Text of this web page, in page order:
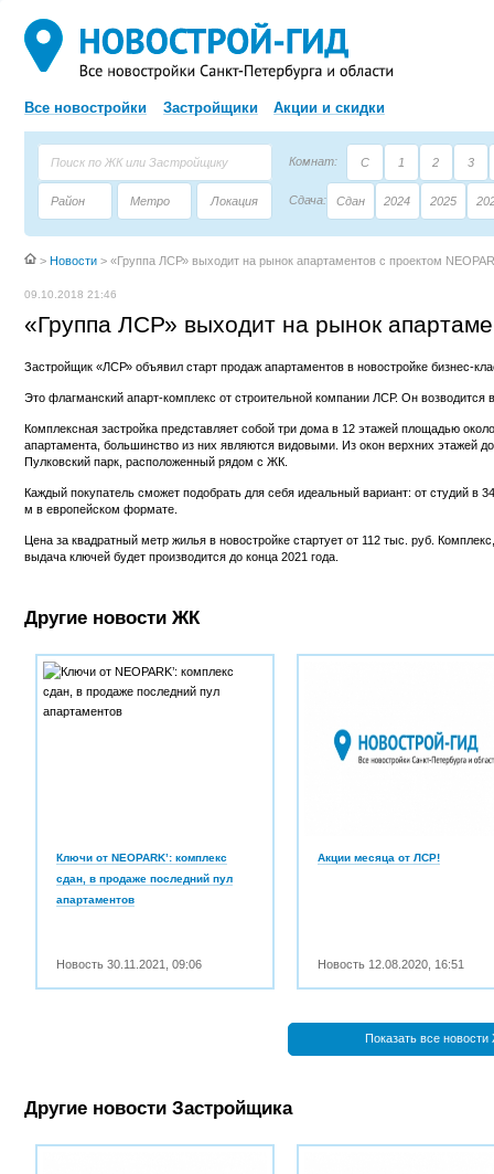
Все новостройки Застройщики Акции и скидки
Комнат: С 1 2 3
Район Метро Локация Сдача: Сдан 2024 2025
> Новости > «Группа ЛСР» выходит на рынок апартаментов с проектом
09.10.2018 21:46
«Группа ЛСР» выходит на рынок
Застройщик «ЛСР» объявил старт продаж апартаментов в новостройке бизнес-
Это флагманский апарт-комплекс от строительной компании ЛСР. Он
Комплексная застройка представляет собой три дома в 12 этажей площадью
апартамента, большинство из них являются видовыми. Из окон верхних этажей
Пулковский парк, расположенный рядом с ЖК.
Каждый покупатель сможет подобрать для себя идеальный вариант: от студий в
м в европейском формате.
Цена за квадратный метр жилья в новостройке стартует от 112 тыс. руб.
выдача ключей будет производится до конца 2021 года.
Другие новости ЖК
Ключи от NEOPARK’: комплекс
сдан, в продаже последний пул
апартаментов
Новость30.11.2021 ,09:06
Акции месяца от ЛСР!
Новость 12.08.2020 16:51
Показать все
Другие новости Застройщика